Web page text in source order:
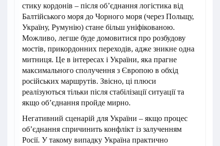
стику кордонів – після об’єднання логістика від
Балтійського моря до Чорного моря (через Польщу,
Україну, Румунію) стане більш уніфікованою.
Можливо, легше буде домовитися про розбудову
мостів, прикордонних переходів, адже зникне одна
митниця. Це в інтересах і України, яка прагне
максимального сполучення з Європою в обхід
російських маршрутів. Звісно, ці плюси
реалізуються тільки після стабілізації ситуації та
якщо об’єднання пройде мирно.
Негативний сценарій для України – якщо процес
об’єднання спричинить конфлікт із залученням
Росії. У такому випадку Україна практично